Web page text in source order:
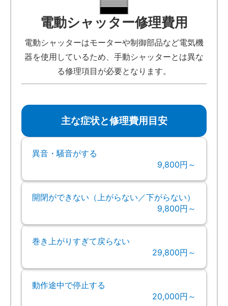
電動シャッター修理費用
電動シャッターはモーターや制御部品など電気機
器を使用しているため、手動シャッターとは異な
る修理項目が必要となります。
主な症状と修理費用目安
異音・騒音がする
9,800円～
開閉ができない（上がらない／下がらない）
9,800円～
巻き上がりすぎて戻らない
29,800円～
動作途中で停止する
20,000円～